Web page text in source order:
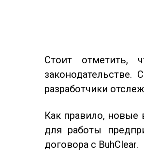
Стоит отметить,
разработчики
Как правило, новые
для работы
договора с BuhClear.